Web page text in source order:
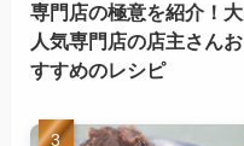
専門店の極意を紹介！大
人気専門店の店主さんお
すすめのレシピ